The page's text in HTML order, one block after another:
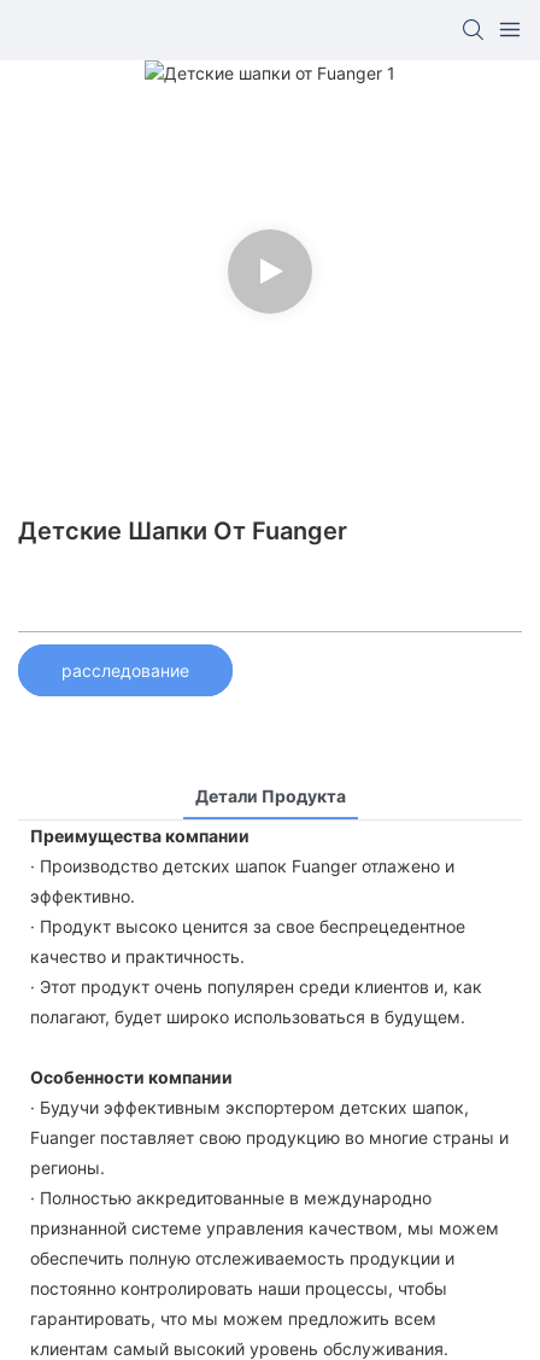
Детские Шапки От Fuanger
расследование
Детали Продукта
Преимущества компании
· Производство детских шапок Fuanger отлажено и
эффективно.
· Продукт высоко ценится за свое беспрецедентное
качество и практичность.
· Этот продукт очень популярен среди клиентов и, как
полагают, будет широко использоваться в будущем.
Особенности компании
· Будучи эффективным экспортером детских шапок,
Fuanger поставляет свою продукцию во многие страны и
регионы.
· Полностью аккредитованные в международно
признанной системе управления качеством, мы можем
обеспечить полную отслеживаемость продукции и
постоянно контролировать наши процессы, чтобы
гарантировать, что мы можем предложить всем
клиентам самый высокий уровень обслуживания.